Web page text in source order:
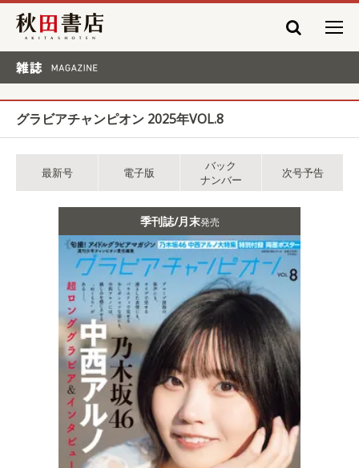
秋田書店
グラビアチャンピオン 2025年VOL.8
最新号 電子版
バック
ナンバー
次号予告
季刊誌/月末発売